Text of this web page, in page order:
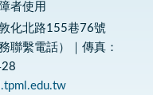
者使用
化北路155巷76號
聯繫電話）｜傳真：